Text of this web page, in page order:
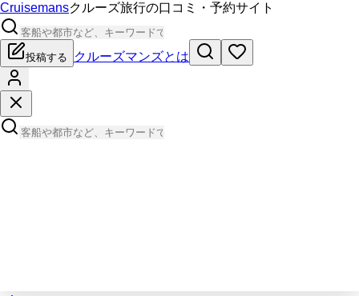
Cruisemansクルーズ旅行の口コミ・予約サイト
投稿する クルーズマンズとは